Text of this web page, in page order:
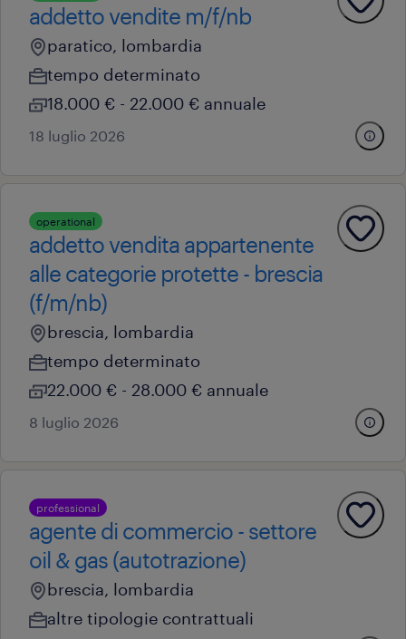
addetto vendite m/f/nb
paratico, lombardia
tempo determinato
18.000 € - 22.000 € annuale
18 luglio 2026
operational
addetto vendita appartenente
alle categorie protette - brescia
(f/m/nb)
brescia, lombardia
tempo determinato
22.000 € - 28.000 € annuale
8 luglio 2026
professional
agente di commercio - settore
oil & gas (autotrazione)
brescia, lombardia
altre tipologie contrattuali